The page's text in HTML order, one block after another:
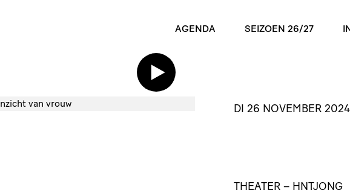
AGENDA SEIZOEN 26/27
DI 26 NOVEMBER 2024
THEATER – HNTJONG